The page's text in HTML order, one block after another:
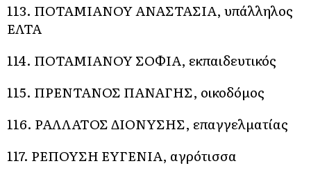
113. ΠΟΤΑΜΙΑΝΟΥ ΑΝΑΣΤΑΣΙΑ, υπάλληλος
ΕΛΤΑ
114. ΠΟΤΑΜΙΑΝΟΥ ΣΟΦΙΑ, εκπαιδευτικός
115. ΠΡΕΝΤΑΝΟΣ ΠΑΝΑΓΗΣ, οικοδόμος
116. ΡΑΛΛΑΤΟΣ ΔΙΟΝΥΣΗΣ, επαγγελματίας
117. ΡΕΠΟΥΣΗ ΕΥΓΕΝΙΑ, αγρότισσα